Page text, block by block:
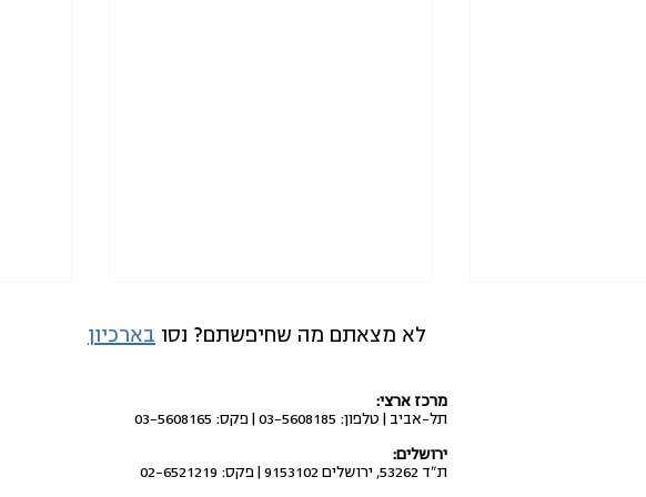
לא מצאתם מה שחיפשתם? נסו בארכיון
מרכז ארצי:
תל-אביב | טלפון: 03-5608185 | פקס: 03-5608165
ירושלים:
ת"ד 53262, ירושלים 9153102 | פקס: 02-6521219